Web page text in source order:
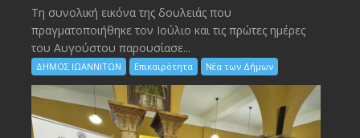
Τη συνολική εικόνα της δουλειάς που
πραγματοποιήθηκε τον Ιούλιο και τις πρώτες ημέρες
του Αυγούστου παρουσίασε...
ΔΗΜΟΣ ΙΩΑΝΝΙΤΩΝ Επικαιρότητα Νέα των Δήμων